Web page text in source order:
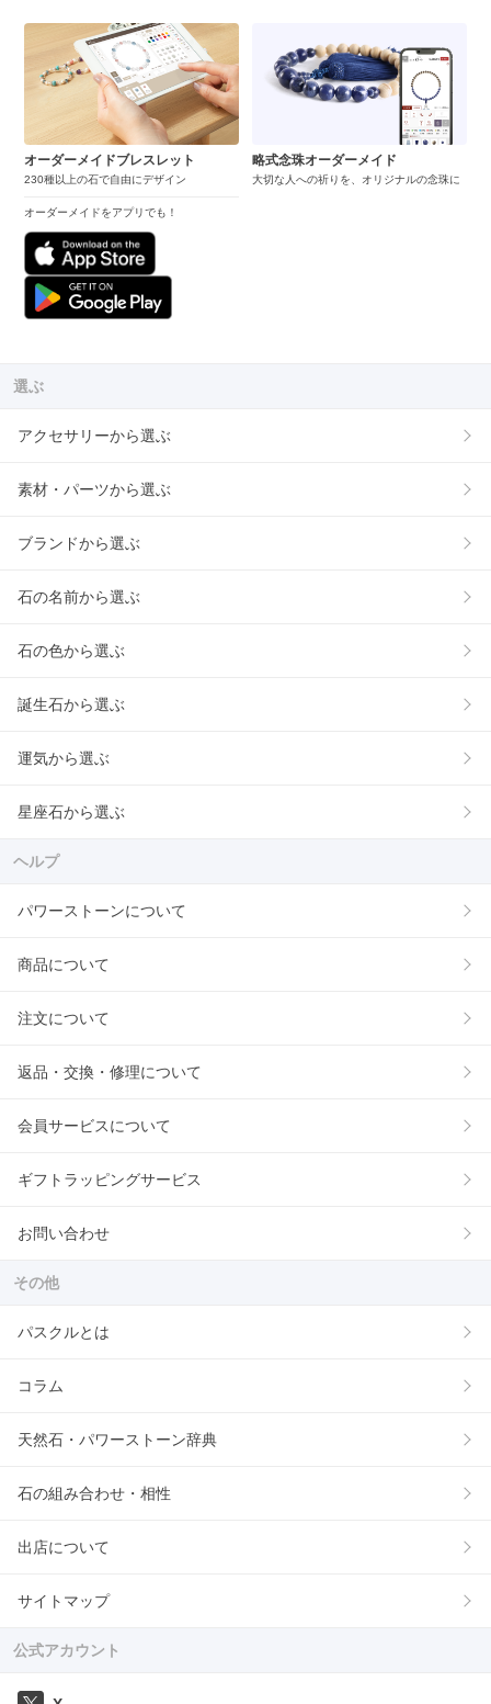
オーダーメイドブレスレット
230種以上の石で自由にデザイン
オーダーメイドをアプリでも！
略式念珠オーダーメイド
大切な人への祈りを、オリジナルの念珠に
選ぶ
アクセサリーから選ぶ
素材・パーツから選ぶ
ブランドから選ぶ
石の名前から選ぶ
石の色から選ぶ
誕生石から選ぶ
運気から選ぶ
星座石から選ぶ
ヘルプ
パワーストーンについて
商品について
注文について
返品・交換・修理について
会員サービスについて
ギフトラッピングサービス
お問い合わせ
その他
パスクルとは
コラム
天然石・パワーストーン辞典
石の組み合わせ・相性
出店について
サイトマップ
公式アカウント